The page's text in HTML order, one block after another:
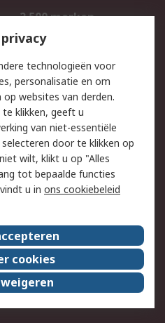
2.500 merken
Inkoopoplossingen
Email veiligheid
Websitevoorwaarden
Over ons
Werken bij RS
technologieën voor
personalisatie en om
websites van derden.
klikken, geeft u
van niet-essentiële
door te klikken op
wilt, klikt u op "Alles
tot bepaalde functies
u in ons cookiebeleid
cookies